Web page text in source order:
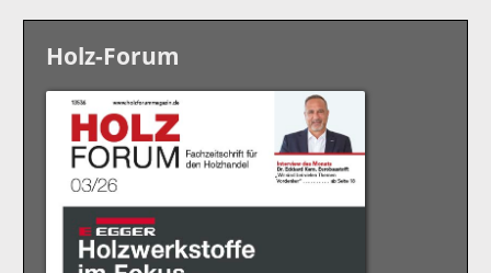
Holz-Forum